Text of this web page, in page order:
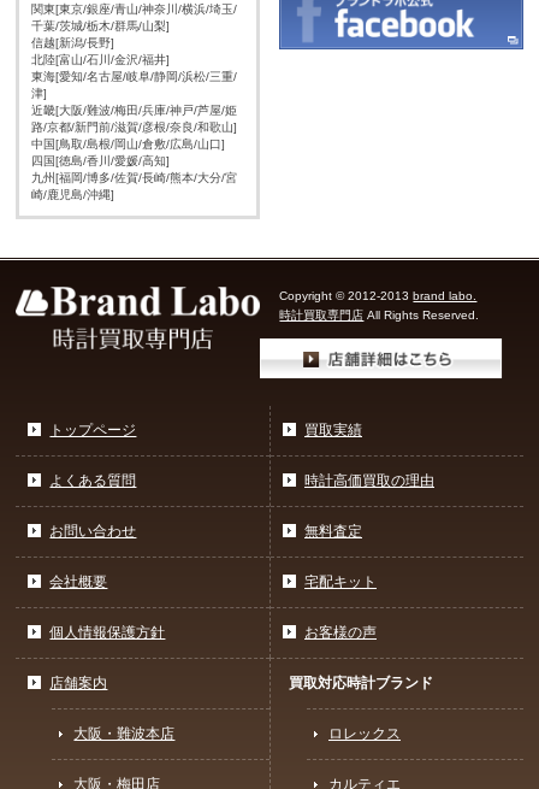
関東[東京/銀座/青山/神奈川/横浜/埼玉/
千葉/茨城/栃木/群馬/山梨]
信越[新潟/長野]
北陸[富山/石川/金沢/福井]
東海[愛知/名古屋/岐阜/静岡/浜松/三重/
津]
近畿[大阪/難波/梅田/兵庫/神戸/芦屋/姫
路/京都/新門前/滋賀/彦根/奈良/和歌山]
中国[鳥取/島根/岡山/倉敷/広島/山口]
四国[徳島/香川/愛媛/高知]
九州[福岡/博多/佐賀/長崎/熊本/大分/宮
崎/鹿児島/沖縄]
Copyright © 2012-2013brand labo.
時計買取専門店 All Rights Reserved.
トップページ
よくある質問
お問い合わせ
会社概要
個人情報保護方針
買取実績
時計高価買取の理由
無料査定
宅配キット
お客様の声
店舗案内
大阪・難波本店
大阪・梅田店
買取対応時計ブランド
ロレックス
カルティエ